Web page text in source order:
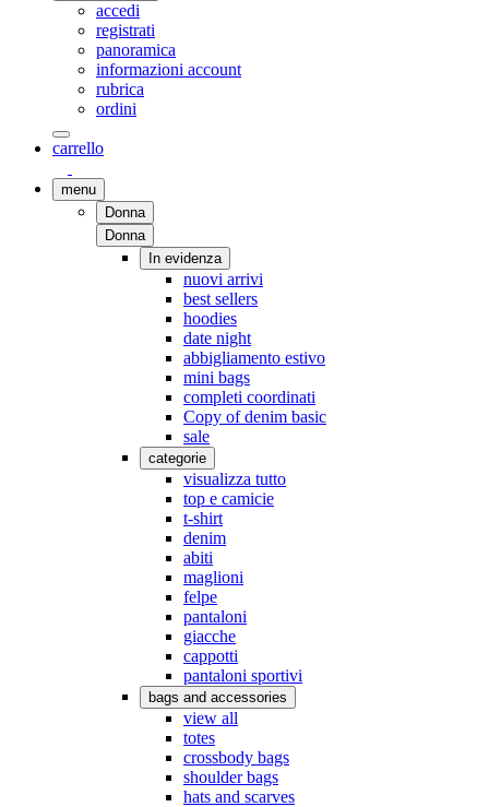
accedi
registrati
panoramica
informazioni account
rubrica
ordini
carrello
menu
Donna
Donna
In evidenza
nuovi arrivi
best sellers
hoodies
date night
abbigliamento estivo
mini bags
completi coordinati
Copy of denim basic
sale
categorie
visualizza tutto
top e camicie
t-shirt
denim
abiti
maglioni
felpe
pantaloni
giacche
cappotti
pantaloni sportivi
bags and accessories
view all
totes
crossbody bags
shoulder bags
hats and scarves